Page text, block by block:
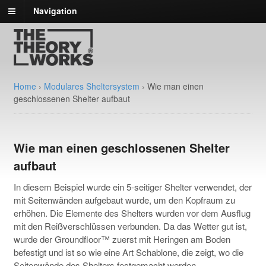
Navigation
Home › Modulares Sheltersystem › Wie man einen
geschlossenen Shelter aufbaut
Wie man einen geschlossenen Shelter
aufbaut
In diesem Beispiel wurde ein 5-seitiger Shelter verwendet, der
mit Seitenwänden aufgebaut wurde, um den Kopfraum zu
erhöhen. Die Elemente des Shelters wurden vor dem Ausflug
mit den Reißverschlüssen verbunden. Da das Wetter gut ist,
wurde der Groundfloor™ zuerst mit Heringen am Boden
befestigt und ist so wie eine Art Schablone, die zeigt, wo die